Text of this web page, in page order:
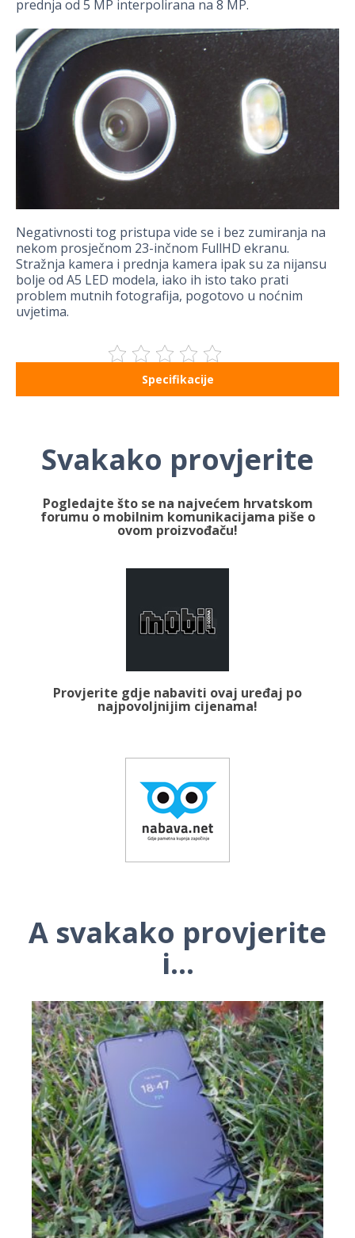
prednja od 5 MP interpolirana na 8 MP.
Negativnosti tog pristupa vide se i bez zumiranja na
nekom prosječnom 23-inčnom FullHD ekranu.
Stražnja kamera i prednja kamera ipak su za nijansu
bolje od A5 LED modela, iako ih isto tako prati
problem mutnih fotografija, pogotovo u noćnim
uvjetima.
Specifikacije
Svakako provjerite
Pogledajte što se na najvećem hrvatskom
forumu o mobilnim komunikacijama piše o
ovom proizvođaču!
Provjerite gdje nabaviti ovaj uređaj po
najpovoljnijim cijenama!
A svakako provjerite
i...